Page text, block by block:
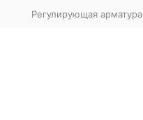
Регулирующая арматура